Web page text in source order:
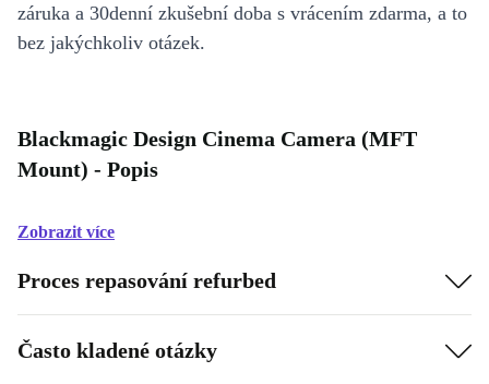
záruka a 30denní zkušební doba s vrácením zdarma, a to
bez jakýchkoliv otázek.
Blackmagic Design Cinema Camera (MFT
Mount) - Popis
Zobrazit více
Proces repasování refurbed
Často kladené otázky